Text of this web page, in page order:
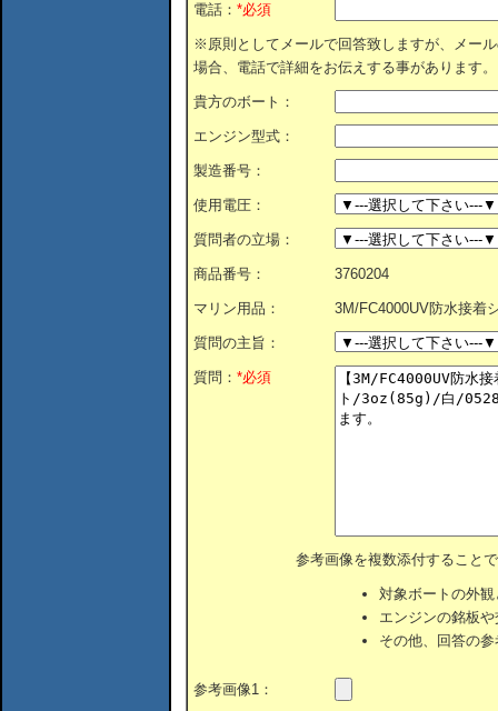
電話： *必須
※原則としてメールで回答致しますが、メー
場合、電話で詳細をお伝えする事があります。
貴方のボート：
エンジン型式：
製造番号：
使用電圧：
質問者の立場：
商品番号： 3760204
マリン用品： 3M/FC4000UV防水接着
質問の主旨：
質問： *必須
参考画像を複数添付すること
対象ボートの外
エンジンの銘板
その他、回答の
参考画像1：